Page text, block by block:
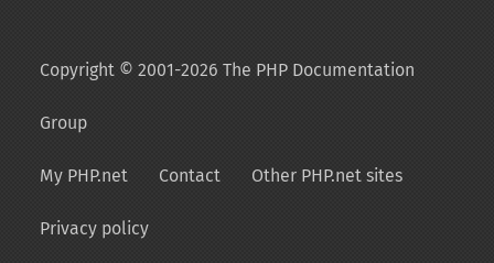
Copyright © 2001-2026 The PHP Documentation
Group
My PHP.net Contact Other PHP.net sites
Privacy policy